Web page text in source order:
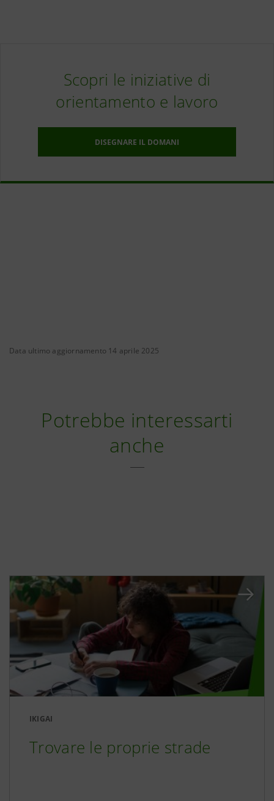
Scopri le iniziative di
orientamento e lavoro
DISEGNARE IL DOMANI
Data ultimo aggiornamento 14 aprile 2025
Potrebbe interessarti
anche
IKIGAI
Trovare le proprie strade